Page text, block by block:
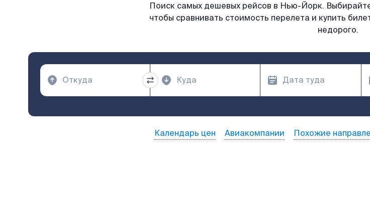
Поиск самых дешевых рейсов в Нью-Йорк.
чтобы сравнивать стоимость перелета и купить
недорого.
Календарь цен Авиакомпании Похожие